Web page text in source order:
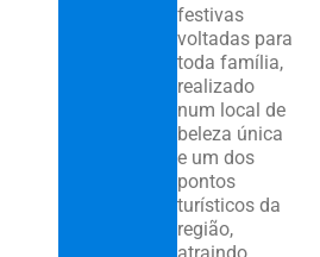
festivas
voltadas para
toda família,
realizado
num local de
beleza única
e um dos
pontos
turísticos da
região,